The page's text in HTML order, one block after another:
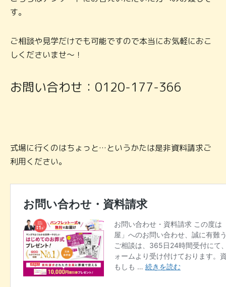
す。
ご相談や見学だけでも可能ですので本当にお気軽におこ
しくださいませ～！
お問い合わせ：0120-177-366
式場に行くのはちょっと…というかたは是非資料請求ご
利用ください。